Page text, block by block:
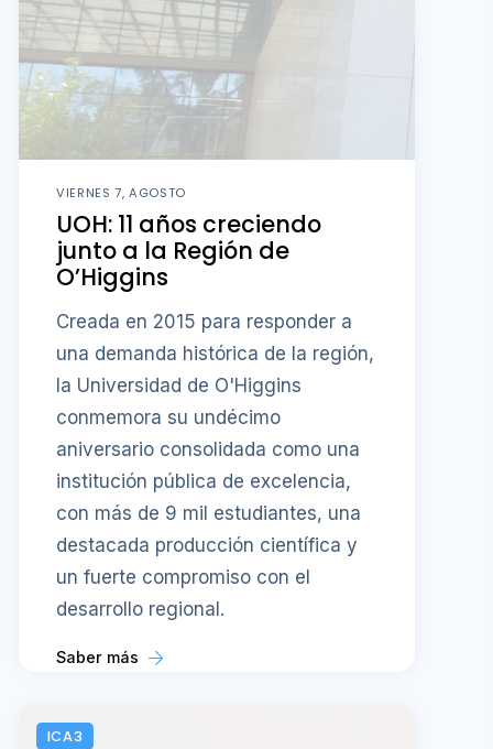
VIERNES 7, AGOSTO
UOH: 11 años creciendo
junto a la Región de
O’Higgins
Creada en 2015 para responder a
una demanda histórica de la región,
la Universidad de O'Higgins
conmemora su undécimo
aniversario consolidada como una
institución pública de excelencia,
con más de 9 mil estudiantes, una
destacada producción científica y
un fuerte compromiso con el
desarrollo regional.
Saber más
ICA3